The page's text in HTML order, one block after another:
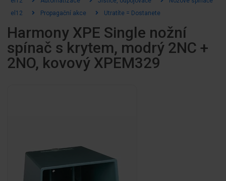
el12
Propagační akce Utratíte = Dostanete
Harmony XPE Single nožní
spínač s krytem, modrý 2NC +
2NO, kovový XPEM329